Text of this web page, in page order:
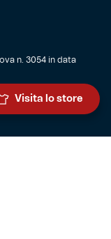
n. 3054 in data
Visita lo store